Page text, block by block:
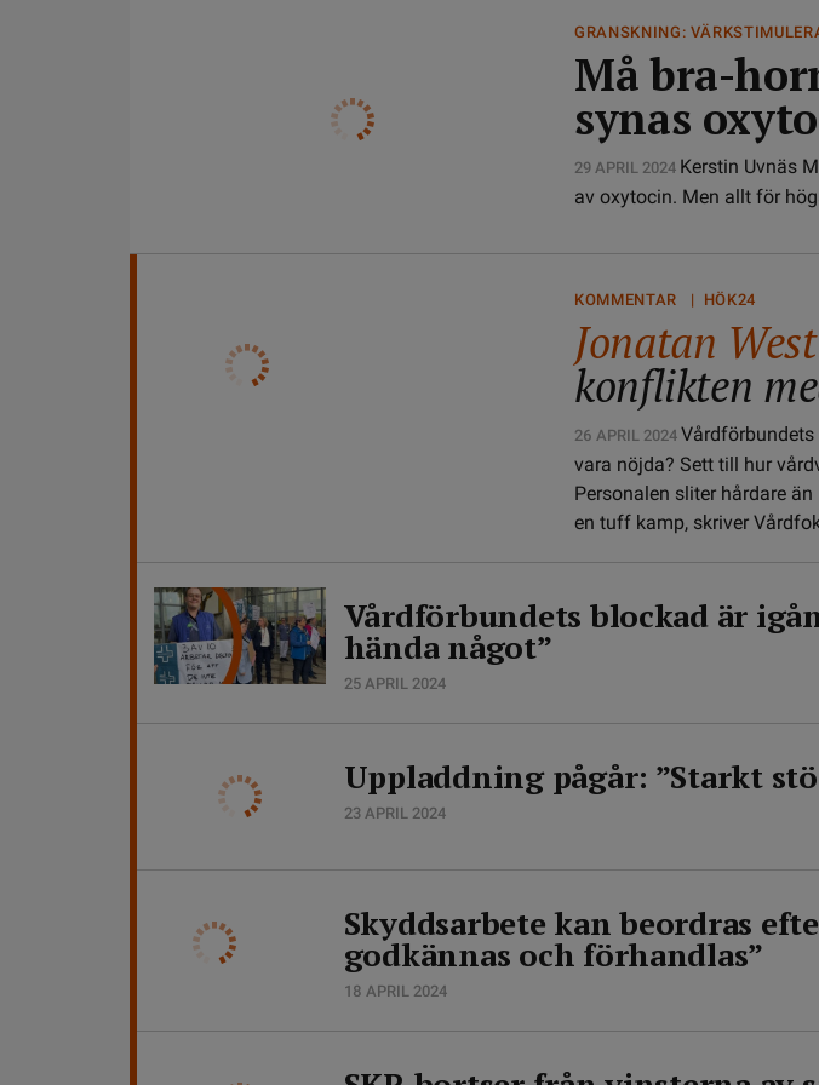
GRANSKNING:
Må bra-
synas
29 APRIL 2024 Kerstin Uvnäs
av oxytocin. Men allt för
KOMMENTAR | HÖK24
Jonatan
konflikten
26 APRIL 2024 Vårdförbundets
vara nöjda? Sett till hur
Personalen sliter hårdare
en tuff kamp, skriver
Vårdförbundets blockad är
hända något”
25 APRIL 2024
Uppladdning pågår: ”Starkt
23 APRIL 2024
Skyddsarbete kan beordras
godkännas och förhandlas”
18 APRIL 2024